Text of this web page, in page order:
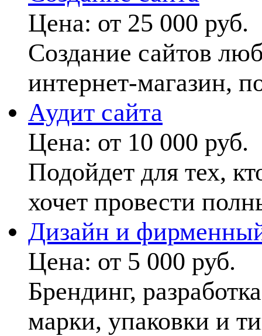
Цена: от 25 000 руб.
Создание сайтов
интернет-магазин,
Аудит сайта
Цена: от 10 000 руб.
Подойдет для тех,
хочет провести
Дизайн и
Цена: от 5 000 руб.
Брендинг,
марки, упаковки и